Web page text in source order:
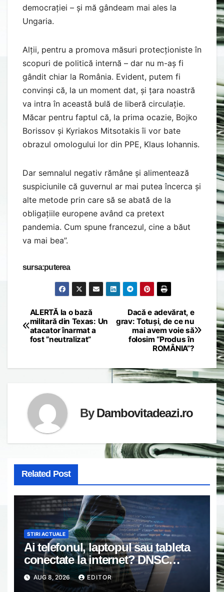
democrației – și mă gândeam mai ales la
Ungaria.
Alții, pentru a promova măsuri protecționiste în
scopuri de politică internă – dar nu m-aș fi
gândit chiar la România. Evident, putem fi
convinși că, la un moment dat, și țara noastră
va intra în această bulă de liberă circulație.
Măcar pentru faptul că, la prima ocazie, Bojko
Borissov și Kyriakos Mitsotakis îi vor bate
obrazul omologului lor din PPE, Klaus Iohannis.
Dar semnalul negativ rămâne și alimentează
suspiciunile că guvernul ar mai putea încerca și
alte metode prin care să se abată de la
obligațiile europene având ca pretext
pandemia. Cum spune francezul, cine a băut
va mai bea”.
sursa:puterea
Post
navigation
Dacă e adevărat, e
grav: Totuși, de ce nu
mai avem voie să
folosim “Produs în
ROMÂNIA”?
ALERTĂ la o bază
militară din Texas: Un
atacator înarmat a
fost ”neutralizat”
ByDambovitadeazi.ro
Related Post
STIRI ACTUALE
Ai telefonul, laptopul sau tableta
conectate la internet? DNSC
avertizează asupra unui risc pe
care mulți utilizatori îl ignoră
AUG 8, 2026 EDITOR